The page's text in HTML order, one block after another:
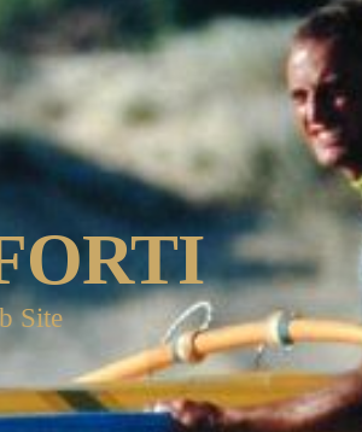
Site